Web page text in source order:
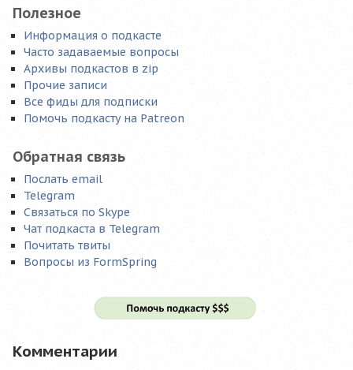
Полезное
Информация о подкасте
Часто задаваемые вопросы
Архивы подкастов в zip
Прочие записи
Все фиды для подписки
Помочь подкасту на Patreon
Обратная связь
Послать email
Telegram
Связаться по Skype
Чат подкаста в Telegram
Почитать твиты
Вопросы из FormSpring
Комментарии